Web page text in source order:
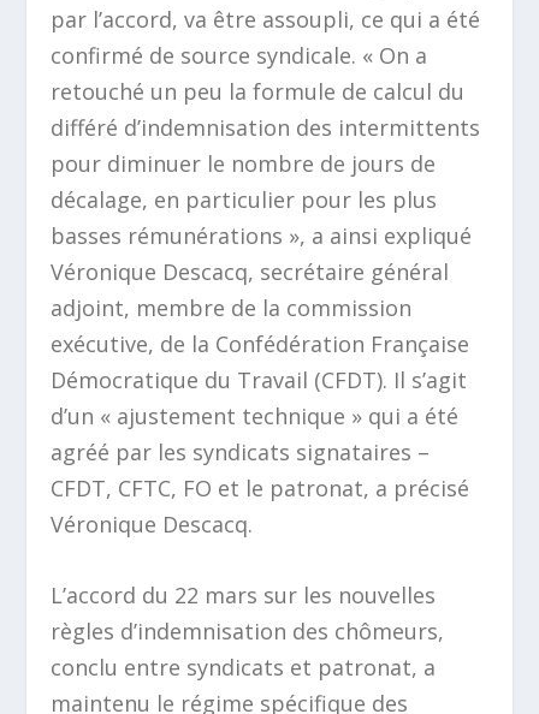
par l’accord, va être assoupli, ce qui a été
confirmé de source syndicale. « On a
retouché un peu la formule de calcul du
différé d’indemnisation des intermittents
pour diminuer le nombre de jours de
décalage, en particulier pour les plus
basses rémunérations », a ainsi expliqué
Véronique Descacq, secrétaire général
adjoint, membre de la commission
exécutive, de la Confédération Française
Démocratique du Travail (CFDT). Il s’agit
d’un « ajustement technique » qui a été
agréé par les syndicats signataires –
CFDT, CFTC, FO et le patronat, a précisé
Véronique Descacq.
L’accord du 22 mars sur les nouvelles
règles d’indemnisation des chômeurs,
conclu entre syndicats et patronat, a
maintenu le régime spécifique des